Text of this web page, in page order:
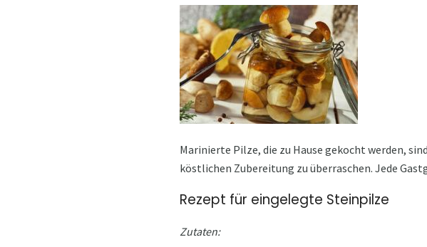
Marinierte Pilze, die zu Hause gekocht werden,
köstlichen Zubereitung zu überraschen. Jede
Rezept für eingelegte Steinpilze
Zutaten: